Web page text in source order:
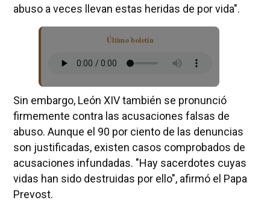
abuso a veces llevan estas heridas de por vida".
Último boletín
Sin embargo, León XIV también se pronunció
firmemente contra las acusaciones falsas de
abuso. Aunque el 90 por ciento de las denuncias
son justificadas, existen casos comprobados de
acusaciones infundadas. "Hay sacerdotes cuyas
vidas han sido destruidas por ello", afirmó el Papa
Prevost.